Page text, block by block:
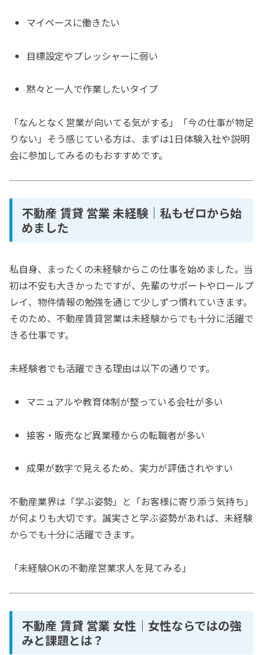
マイペースに働きたい
目標設定やプレッシャーに弱い
黙々と一人で作業したいタイプ
「なんとなく営業が向いてる気がする」「今の仕事が物足
りない」そう感じている方は、まずは1日体験入社や説明
会に参加してみるのもおすすめです。
不動産 賃貸 営業 未経験｜私もゼロから始
めました
私自身、まったくの未経験からこの仕事を始めました。当
初は不安も大きかったですが、先輩のサポートやロールプ
レイ、物件情報の勉強を通じて少しずつ慣れていきます。
そのため、不動産賃貸営業は未経験からでも十分に活躍で
きる仕事です。
未経験者でも活躍できる理由は以下の通りです。
マニュアルや教育体制が整っている会社が多い
接客・販売など異業種からの転職者が多い
成果が数字で見えるため、実力が評価されやすい
不動産業界は「学ぶ姿勢」と「お客様に寄り添う気持ち」
が何よりも大切です。誠実さと学ぶ姿勢があれば、未経験
からでも十分に活躍できます。
「未経験OKの不動産営業求人を見てみる」
不動産 賃貸 営業 女性｜女性ならではの強
みと課題とは？